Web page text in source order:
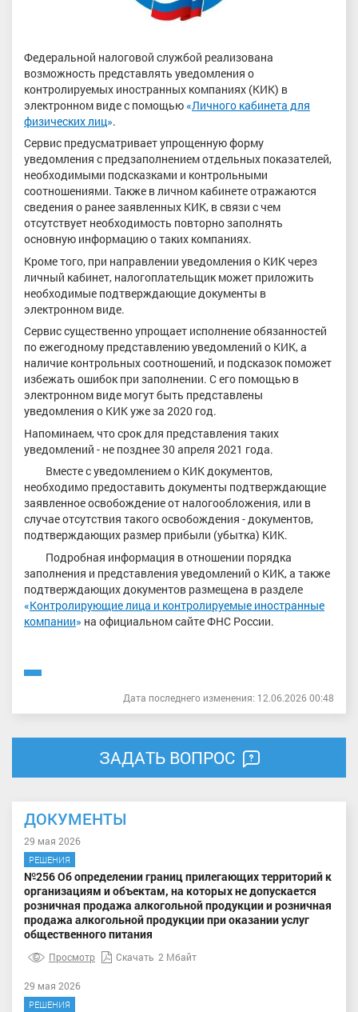
Федеральной налоговой службой реализована
возможность представлять уведомления о
контролируемых иностранных компаниях (КИК) в
электронном виде с помощью«Личного кабинета для
физических лиц».
Сервис предусматривает упрощенную форму
уведомления с предзаполнением отдельных показателей,
необходимыми подсказками и контрольными
соотношениями. Также в личном кабинете отражаются
сведения о ранее заявленных КИК, в связи с чем
отсутствует необходимость повторно заполнять
основную информацию о таких компаниях.
Кроме того, при направлении уведомления о КИК через
личный кабинет, налогоплательщик может приложить
необходимые подтверждающие документы в
электронном виде.
Сервис существенно упрощает исполнение обязанностей
по ежегодному представлению уведомлений о КИК, а
наличие контрольных соотношений, и подсказок поможет
избежать ошибок при заполнении. С его помощью в
электронном виде могут быть представлены
уведомления о КИК уже за 2020 год.
Напоминаем, что срок для представления таких
уведомлений - не позднее 30 апреля 2021 года.
Вместе с уведомлением о КИК документов,
необходимо предоставить документы подтверждающие
заявленное освобождение от налогообложения, или в
случае отсутствия такого освобождения - документов,
подтверждающих размер прибыли (убытка) КИК.
Подробная информация в отношении порядка
заполнения и представления уведомлений о КИК, а также
подтверждающих документов размещена в разделе
«Контролирующие лица и контролируемые иностранные
компании» на официальном сайте ФНС России.
Дата последнего изменения: 12.06.2026 00:48
ЗАДАТЬ ВОПРОС
ДОКУМЕНТЫ
29 мая 2026
РЕШЕНИЯ
№256 Об определении границ прилегающих территорий к
организациям и объектам, на которых не допускается
розничная продажа алкогольной продукции и розничная
продажа алкогольной продукции при оказании услуг
общественного питания
Просмотр Скачать 2 Мбайт
29 мая 2026
РЕШЕНИЯ